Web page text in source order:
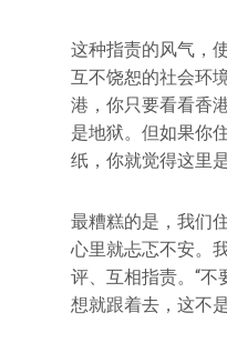
这种指责的风气，
互不饶恕的社会环
港，你只要看看香
是地狱。但如果你
纸，你就觉得这里是
最糟糕的是，我们
心里就忐忑不安。
评、互相指责。“不
想就跟着去，这不